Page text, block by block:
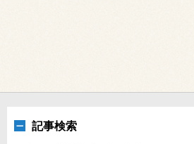
記事検索